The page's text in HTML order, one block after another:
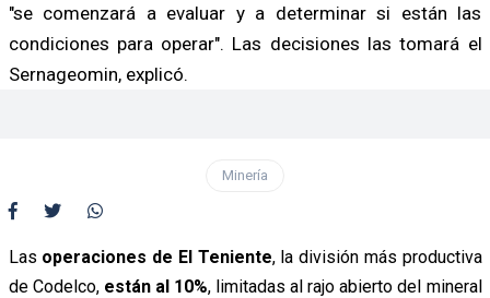
"se comenzará a evaluar y a determinar si están las
condiciones para operar". Las decisiones las tomará el
Sernageomin, explicó.
Minería
Las operaciones de El Teniente, la división más productiva
de Codelco,están al 10%, limitadas al rajo abierto del mineral